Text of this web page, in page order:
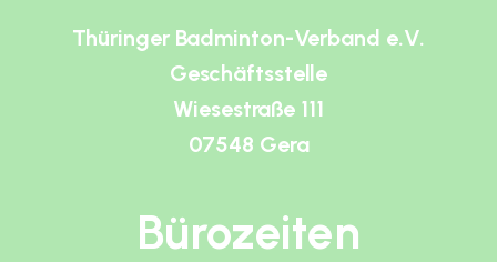
Thüringer Badminton-Verband e.V.
Geschäftsstelle
Wiesestraße 111
07548 Gera
Bürozeiten